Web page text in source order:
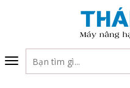
Toggle
navigation